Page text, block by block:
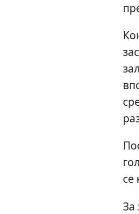
се
За